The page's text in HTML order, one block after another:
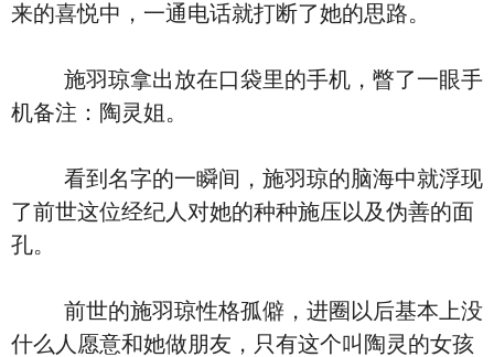
来的喜悦中，一通电话就打断了她的思路。
施羽琼拿出放在口袋里的手机，瞥了一眼手
机备注：陶灵姐。
看到名字的一瞬间，施羽琼的脑海中就浮现
了前世这位经纪人对她的种种施压以及伪善的面
孔。
前世的施羽琼性格孤僻，进圈以后基本上没
什么人愿意和她做朋友，只有这个叫陶灵的女孩